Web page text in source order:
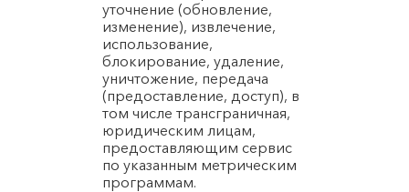
уточнение (обновление,
изменение), извлечение,
использование,
блокирование, удаление,
уничтожение, передача
(предоставление, доступ), в
том числе трансграничная,
юридическим лицам,
предоставляющим сервис
по указанным метрическим
программам.